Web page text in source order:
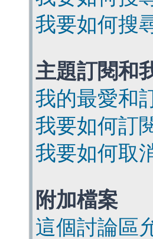
我要如何搜
主題訂閱和
我的最愛和
我要如何訂
我要如何取
附加檔案
這個討論區